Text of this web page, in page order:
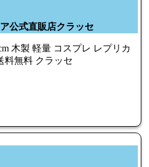
公式直販店クラッセ
木製 軽量 コスプレ レプリカ
料無料 クラッセ